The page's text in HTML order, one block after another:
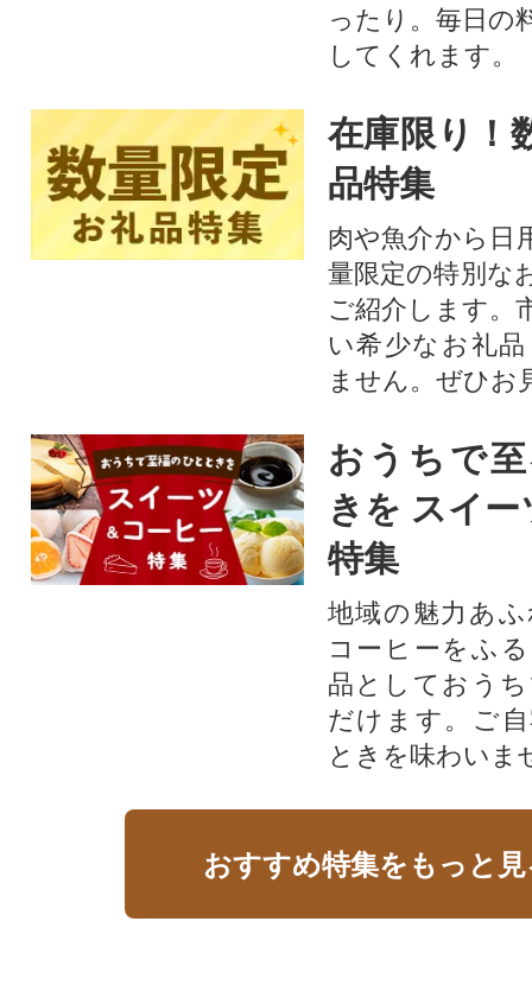
ったり。毎日の
してくれます。
在庫限り！
品特集
肉や魚介から日
量限定の特別な
ご紹介します。
い希少なお礼
ません。ぜひお
おうちで
きを スイ
特集
地域の魅力あ
コーヒーをふ
品としておう
だけます。ご
ときを味わいま
おすすめ特集をもっと